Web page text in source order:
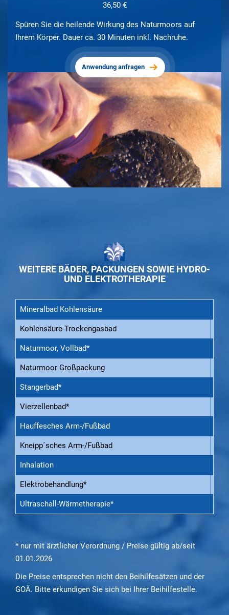
36,50 €
Spüren Sie die heilende Wirkung des Naturmoors auf
Ihrem Körper. Dauer ca. 30 Minuten inkl. Nachruhe.
Anwendung anfragen
WEITERE BÄDER, PACKUNGEN SOWIE HYDRO-
UND ELEKTROTHERAPIE
Mineralbad Kohlensäure
Kohlensäure-Trockengasbad
Naturmoor, Vollbad*
Naturmoor Großpackung
Stangerbad*
Vierzellenbad*
Hauffesches Arm-/Fußbad
Kneipp´sches Arm-/Fußbad
Inhalation
Elektrobehandlung*
Ultraschall-Wärmetherapie*
* nur mit ärztlicher Verordnung / Preise gültig ab/seit
01.01.2026
Die Preise entsprechen nicht den Beihilfesätzen und der
GOÄ. Bitte erkundigen Sie sich bei Ihrer Beihilfestelle.